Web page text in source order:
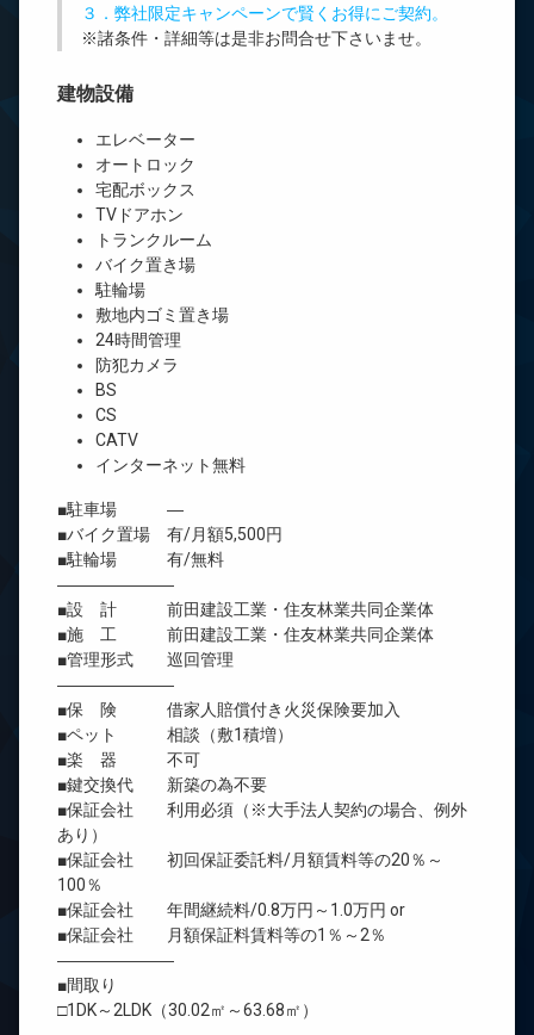
３．弊社限定キャンペーンで賢くお得にご契約。
※諸条件・詳細等は是非お問合せ下さいませ。
建物設備
エレベーター
オートロック
宅配ボックス
TVドアホン
トランクルーム
バイク置き場
駐輪場
敷地内ゴミ置き場
24時間管理
防犯カメラ
BS
CS
CATV
インターネット無料
■駐車場 ―
■バイク置場 有/月額5,500円
■駐輪場 有/無料
―――――――
■設 計 前田建設工業・住友林業共同企業体
■施 工 前田建設工業・住友林業共同企業体
■管理形式 巡回管理
―――――――
■保 険 借家人賠償付き火災保険要加入
■ペット 相談（敷1積増）
■楽 器 不可
■鍵交換代 新築の為不要
■保証会社 利用必須（※大手法人契約の場合、例外
あり）
■保証会社 初回保証委託料/月額賃料等の20％～
100％
■保証会社 年間継続料/0.8万円～1.0万円 or
■保証会社 月額保証料賃料等の1％～2％
―――――――
■間取り
□1DK～2LDK（30.02㎡～63.68㎡）